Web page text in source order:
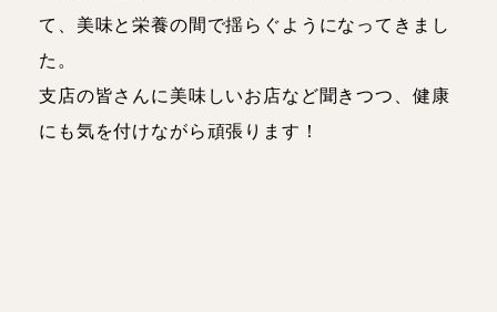
て、美味と栄養の間で揺らぐようになってきまし
た。
支店の皆さんに美味しいお店など聞きつつ、健康
にも気を付けながら頑張ります！